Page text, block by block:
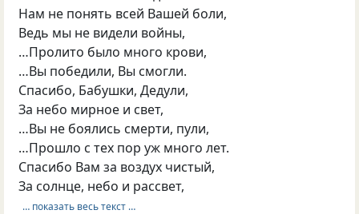
Нам не понять всей Вашей боли,
Ведь мы не видели войны,
…Пролито было много крови,
…Вы победили, Вы смогли.
Спасибо, Бабушки, Дедули,
За небо мирное и свет,
…Вы не боялись смерти, пули,
…Прошло с тех пор уж много лет.
Спасибо Вам за воздух чистый,
За солнце, небо и рассвет,
… показать весь текст …